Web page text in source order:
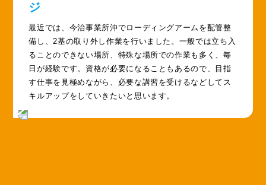
ジ
最近では、今治事業所沖でローディングアームを配管整
備し、2基の取り外し作業を行いました。一般では立ち入
ることのできない場所、特殊な場所での作業も多く、毎
日が経験です。資格が必要になることもあるので、目指
す仕事を見極めながら、必要な講習を受けるなどしてス
キルアップをしていきたいと思います。